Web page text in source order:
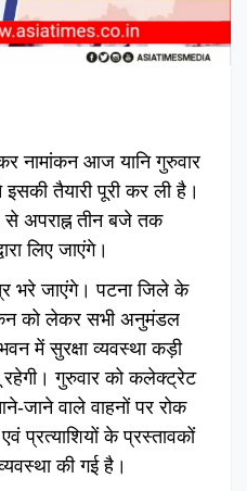
नामांकन आज यानि गुरुवार
तैयारी पूरी कर ली है।
से अपराह्न तीन बजे तक
लिए जाएंगे।
भरे जाएंगे। पटना जिले के
को लेकर सभी अनुमंडल
में सुरक्षा व्यवस्था कड़ी
गुरुवार को कलेक्ट्रेट
जाने वाले वाहनों पर रोक
प्रत्याशियों के प्रस्तावकों
की गई है।